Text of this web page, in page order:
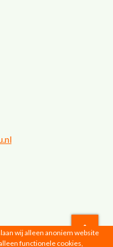
wij alleen anoniem website
functionele cookies,